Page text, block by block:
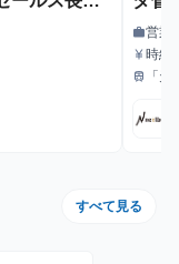
イン
職種
work営業
給与
currency_yen時給
最寄駅
train 「
すべて見る